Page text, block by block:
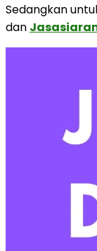
Sedangkan
dan